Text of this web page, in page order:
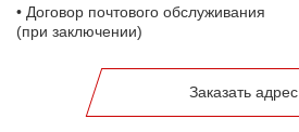
• Договор почтового обслуживания
(при заключении)
Заказать адрес